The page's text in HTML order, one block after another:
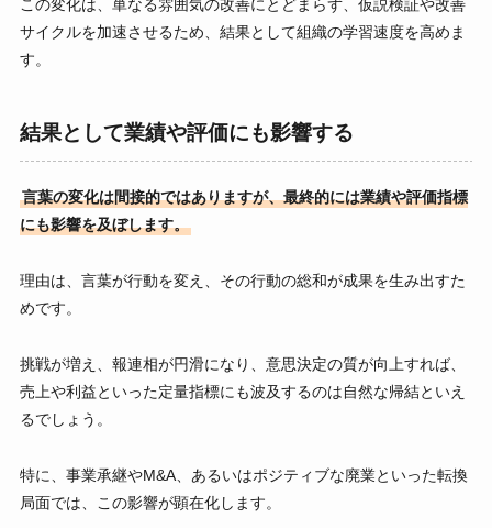
この変化は、単なる雰囲気の改善にとどまらず、仮説検証や改善
サイクルを加速させるため、結果として組織の学習速度を高めま
す。
結果として業績や評価にも影響する
言葉の変化は間接的ではありますが、最終的には業績や評価指標
にも影響を及ぼします。
理由は、言葉が行動を変え、その行動の総和が成果を生み出すた
めです。
挑戦が増え、報連相が円滑になり、意思決定の質が向上すれば、
売上や利益といった定量指標にも波及するのは自然な帰結といえ
るでしょう。
特に、事業承継やM&A、あるいはポジティブな廃業といった転換
局面では、この影響が顕在化します。